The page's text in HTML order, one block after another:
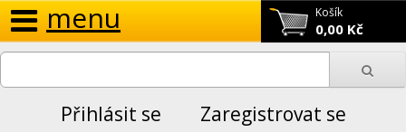
Košík
0,00 Kč
menu
Přihlásit se Zaregistrovat se